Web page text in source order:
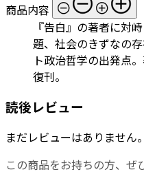
商品内容
『告白』の著者に対
題、社会のきずなの
ト政治哲学の出発点
復刊。
読後レビュー
まだレビューはありません。
この商品をお持ちの方、ぜ